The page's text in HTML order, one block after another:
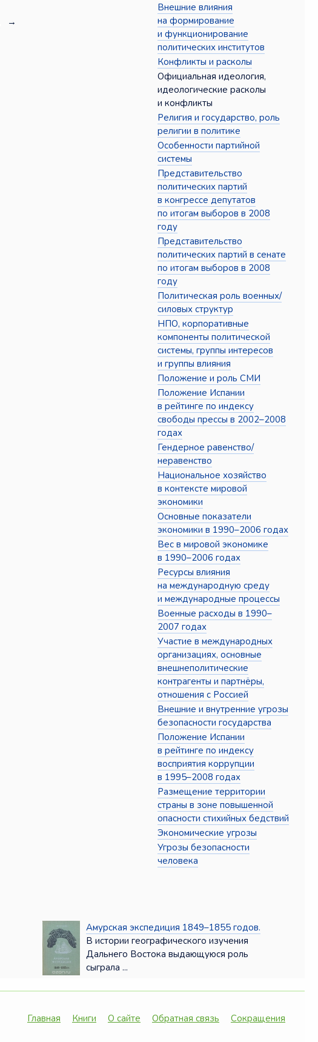
→
Внешние влияния
на формирование
и функционирование
политических институтов
Конфликты и расколы
Официальная идеология,
идеологические расколы
и конфликты
Религия и государство, роль
религии в политике
Особенности партийной
системы
Представительство
политических партий
в конгрессе депутатов
по итогам выборов в 2008
году
Представительство
политических партий в сенате
по итогам выборов в 2008
году
Политическая роль военных/
силовых структур
НПО, корпоративные
компоненты политической
системы, группы интересов
и группы влияния
Положение и роль СМИ
Положение Испании
в рейтинге по индексу
свободы прессы в 2002–2008
годах
Гендерное равенство/
неравенство
Национальное хозяйство
в контексте мировой
экономики
Основные показатели
экономики в 1990–2006 годах
Вес в мировой экономике
в 1990–2006 годах
Ресурсы влияния
на международную среду
и международные процессы
Военные расходы в 1990–
2007 годах
Участие в международных
организациях, основные
внешнеполитические
контрагенты и партнёры,
отношения с Россией
Внешние и внутренние угрозы
безопасности государства
Положение Испании
в рейтинге по индексу
восприятия коррупции
в 1995–2008 годах
Размещение территории
страны в зоне повышенной
опасности стихийных бедствий
Экономические угрозы
Угрозы безопасности
человека
Амурская экспедиция 1849–1855 годов.
В истории географического изучения
Дальнего Востока выдающуюся роль
сыграла ...
Главная Книги О сайте Обратная связь Сокращения